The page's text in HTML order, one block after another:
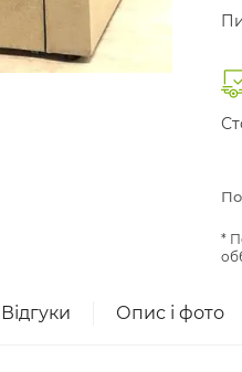
Відгуки Опис і фото